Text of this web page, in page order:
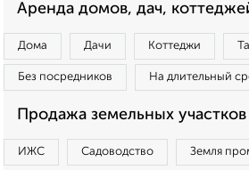
Аренда домов, дач,
Дома Дачи Коттеджи
Без посредников На длительный
Продажа земельных участков
ИЖС Садоводство Земля